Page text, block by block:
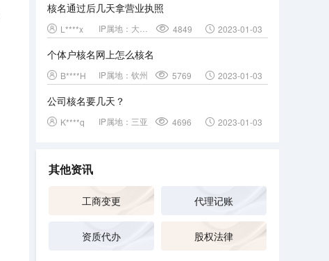
核名通过后几天拿营业执照
L****x IP属地： 4849 2023-01-03
个体户核名网上怎么核名
B****H IP属地： 钦州 5769 2023-01-03
公司核名要几天？
K****q IP属地： 三亚 4696 2023-01-03
其他资讯
工商变更 代理记账
资质代办 股权法律